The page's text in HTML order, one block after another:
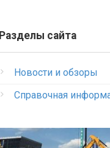
Разделы сайта
Новости и обзоры
Справочная